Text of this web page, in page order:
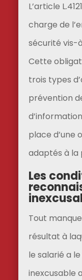
L’article
charge de
sécurité vis-
Cette
trois types
prévention
place d’une
adaptés à la
Les
Tout
résultat à
le salarié a
inexcusable